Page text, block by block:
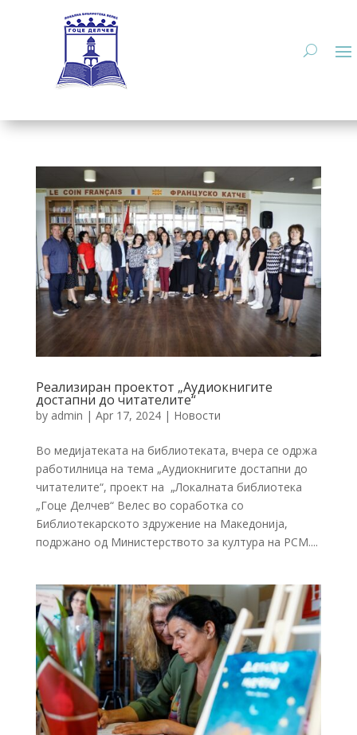
Реализиран проектот „Аудиокнигите
достапни до читателите“
by admin | Apr 17, 2024| Новости
Во медијатеката на библиотеката, вчера се одржа
работилница на тема „Аудиокнигите достапни до
читателите“, проект на „Локалната библиотека
„Гоце Делчев“ Велес во соработка со
Библиотекарското здружение на Македонија,
подржано од Министерството за култура на РСМ....